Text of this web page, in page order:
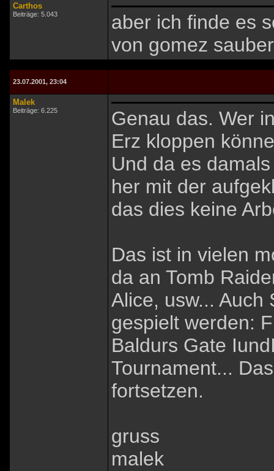
Carthos
Beiträge: 5.043
aber ich finde es
von gomez
23.07.2001, 23:04
Malek
Beiträge: 6.225
Genau das. Wer
Erz kloppen
Und da es
her mit der
das dies keine
Das ist in vielen
da an Tomb
Alice, usw... Auch
gespielt werden:
Baldurs Gate
Tournament...
fortsetzen.
gruss
malek